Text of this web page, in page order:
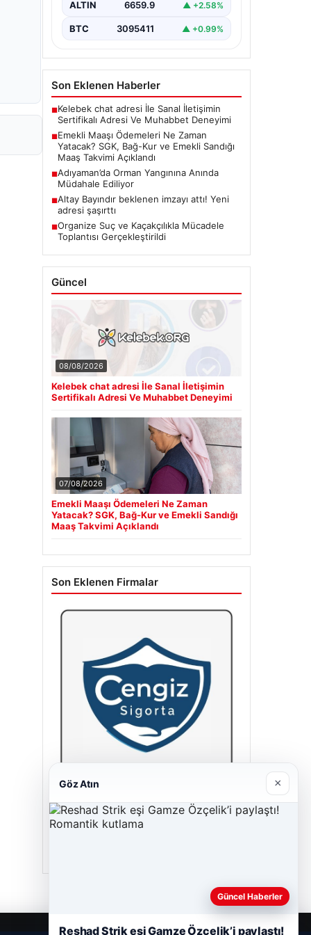
bayram ikramiyelerinin ne…
ALTIN 6659.9 ▲ +2.58%
BTC 3095411 ▲ +0.99%
Son Eklenen Haberler
■Kelebek chat adresi İle Sanal İletişimin
Sertifikalı Adresi Ve Muhabbet Deneyimi
■Emekli Maaşı Ödemeleri Ne Zaman
Yatacak? SGK, Bağ-Kur ve Emekli Sandığı
Maaş Takvimi Açıklandı
■Adıyaman’da Orman Yangınına Anında
Müdahale Ediliyor
■Altay Bayındır beklenen imzayı attı! Yeni
adresi şaşırttı
■Organize Suç ve Kaçakçılıkla Mücadele
Toplantısı Gerçekleştirildi
Güncel
08/08/2026
Kelebek chat adresi İle Sanal İletişimin
Sertifikalı Adresi Ve Muhabbet Deneyimi
07/08/2026
Emekli Maaşı Ödemeleri Ne Zaman
Yatacak? SGK, Bağ-Kur ve Emekli Sandığı
Maaş Takvimi Açıklandı
Son Eklenen Firmalar
Cengiz Sigorta
23/06/2026
Göz Atın ×
Güncel Haberler
Reshad Strik eşi Gamze Özçelik’i paylaştı!